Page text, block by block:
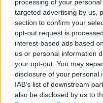
processing of your
targeted advertising by us,
section to confirm your
opt-out request is
interest-based ads based
us or personal information
your opt-out. You may
disclosure of your personal
IAB’s list of downstream
also be disclosed by us to
MONZA (3-5-2): Thiam;
Obiang, Pessina, Hernani,
Panchina: Pizzignacco,
Capolupo, Colpani,